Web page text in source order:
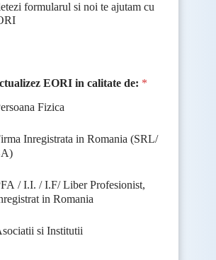
formularul si noi te ajutam cu
EORI in calitate de: *
Fizica
Inregistrata in Romania (SRL/
/ I.I. / I.F/ Liber Profesionist,
in Romania
si Institutii